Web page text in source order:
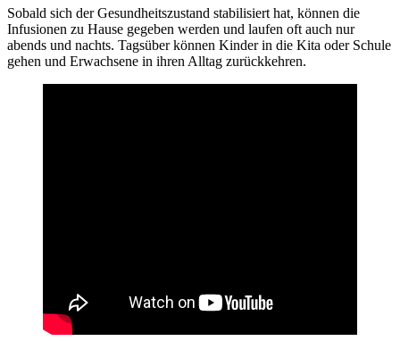
Sobald sich der Gesundheitszustand stabilisiert hat, können die
Infusionen zu Hause gegeben werden und laufen oft auch nur
abends und nachts. Tagsüber können Kinder in die Kita oder Schule
gehen und Erwachsene in ihren Alltag zurückkehren.